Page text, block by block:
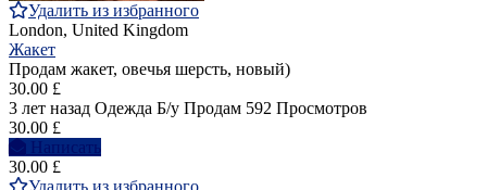
Удалить из избранного
London, United Kingdom
Жакет
Продам жакет, овечья шерсть, новый)
30.00 £
3 лет назад Одежда Б/у Продам 592 Просмотров
30.00 £
Написать
30.00 £
Удалить из избранного